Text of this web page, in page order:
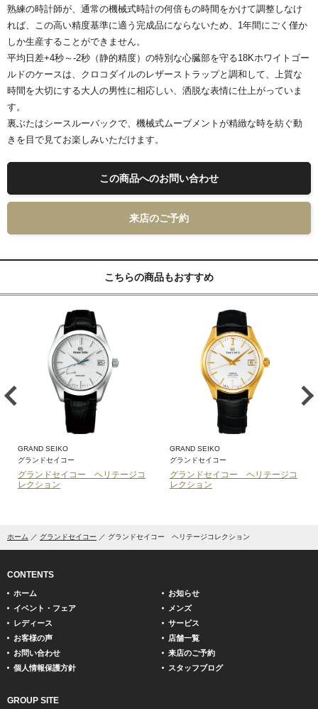
熟練の時計師が、通常の機械式時計の何倍もの時間をかけて調整しなけ
れば、この高い精度基準に適う完成品にならないため、1年間にごく僅か
しか生産することができません。
平均日差+4秒～-2秒（静的精度）の特別な心臓部を守る18Kホワイトゴー
ルドのケースは、クロコダイルのレザーストラップと調和して、上質な
時間を大切にする大人の男性に相応しい、洒脱な表情に仕上がっていま
す。
裏ぶたはシースルーバックで、機械式ムーブメントが精緻な時を紡ぐ動
きを目で見てお楽しみいただけます。
この商品へのお問い合わせ
来店のご予約
こちらの商品もおすすめ
GRAND SEIKO
グランドセイコー
グランドセイコー ヘリテージコ
レクション
GRAND SEIKO
グランドセイコー
グランドセイコー ヘリテージコ
レクション
ホーム グランドセイコー グランドセイコー ヘリテージコレクション
CONTENTS
ホーム
お知らせ
イベント・フェア
メンズ
レディース
サービス
お客様の声
店舗一覧
お問い合わせ
来店のご予約
個人情報保護方針
スタッフブログ
GROUP SITE